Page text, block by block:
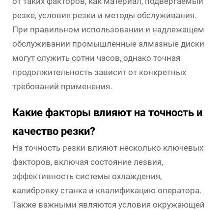
резке, условия резки и методы обслуживания.
При правильном использовании и надлежащем
обслуживании промышленные алмазные диски
могут служить сотни часов, однако точная
продолжительность зависит от конкретных
требований применения.
Какие факторы влияют на точность и
качество резки?
На точность резки влияют несколько ключевых
факторов, включая состояние лезвия,
эффективность системы охлаждения,
калибровку станка и квалификацию оператора.
Также важными являются условия окружающей